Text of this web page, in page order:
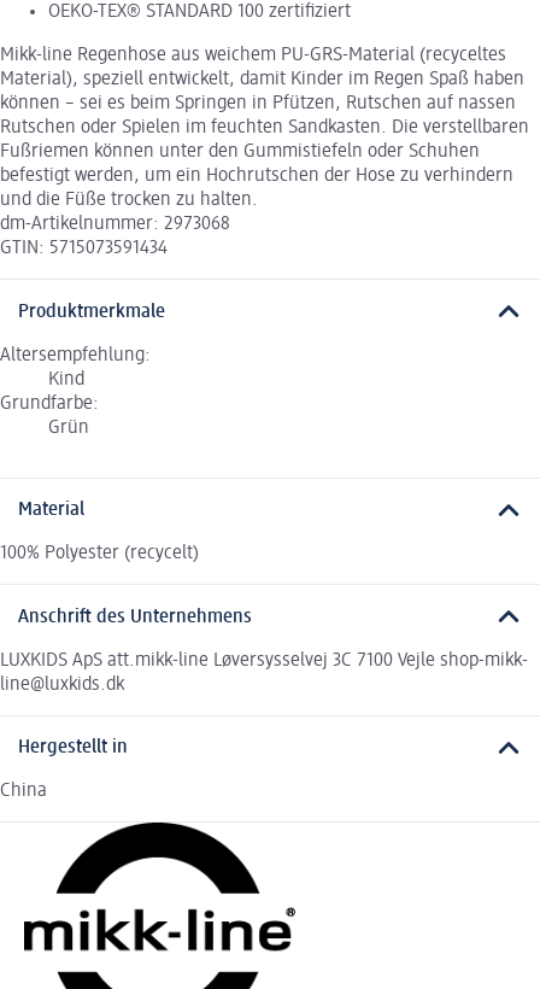
OEKO-TEX® STANDARD 100 zertifiziert
Mikk-line Regenhose aus weichem PU-GRS-Material (recyceltes
Material), speziell entwickelt, damit Kinder im Regen Spaß haben
können – sei es beim Springen in Pfützen, Rutschen auf nassen
Rutschen oder Spielen im feuchten Sandkasten. Die verstellbaren
Fußriemen können unter den Gummistiefeln oder Schuhen
befestigt werden, um ein Hochrutschen der Hose zu verhindern
und die Füße trocken zu halten.
dm-Artikelnummer: 2973068
GTIN: 5715073591434
Produktmerkmale
Altersempfehlung:
Kind
Grundfarbe:
Grün
Material
100% Polyester (recycelt)
Anschrift des Unternehmens
LUXKIDS ApS att.mikk-line Løversysselvej 3C 7100 Vejle shop-mikk-
line@luxkids.dk
Hergestellt in
China